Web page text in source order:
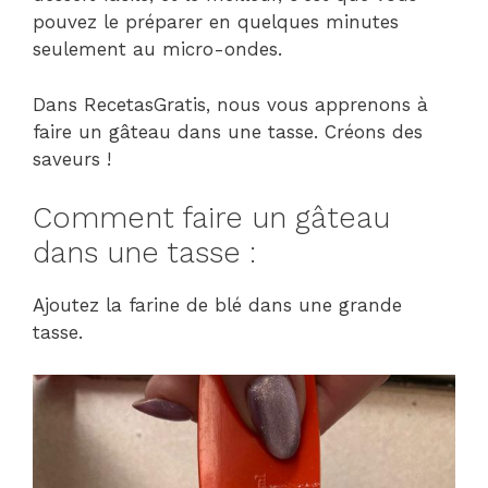
pouvez le préparer en quelques minutes
seulement au micro-ondes.
Dans RecetasGratis, nous vous apprenons à
faire un gâteau dans une tasse. Créons des
saveurs !
Comment faire un gâteau
dans une tasse :
Ajoutez la farine de blé dans une grande
tasse.